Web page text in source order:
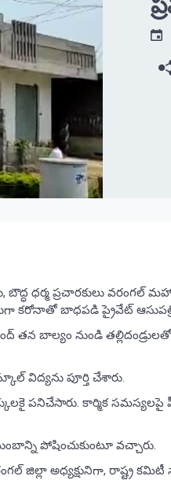
ధర్మ ప్రచారకులు వరంగల్
కరోనాతో బాధపడి ప్రైవేట్
తన బాల్యం నుండి తల్లిదండ్రులతో
విద్యను పూర్తి చేశారు.
పనిచేసారు. కార్మిక
పోషించుకుంటూ వచ్చారు.
జిల్లా అధ్యక్షునిగా, రాష్ట్ర